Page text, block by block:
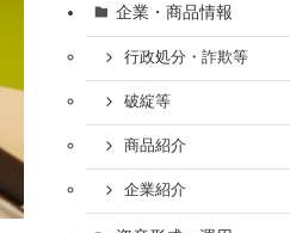
企業・商品情報
行政処分・詐欺等
破綻等
商品紹介
企業紹介